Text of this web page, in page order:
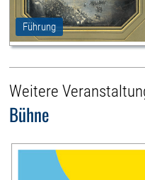
Führung
Weitere
Bühne